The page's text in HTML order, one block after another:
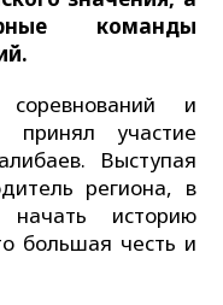
команды
и
принял участие
Выступая
региона, в
историю
большая честь и